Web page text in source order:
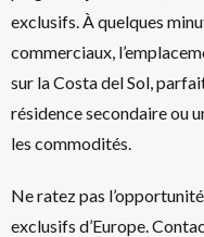
exclusifs. À quelques
commerciaux,
sur la Costa del Sol,
résidence secondaire ou
les commodités.
Ne ratez pas
exclusifs d’Europe.